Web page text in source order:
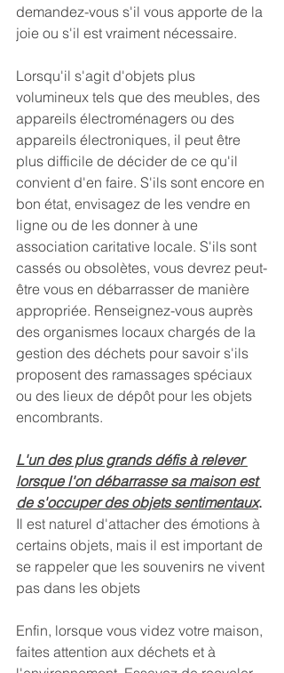
demandez-vous s'il vous apporte de la
joie ou s'il est vraiment nécessaire.
Lorsqu'il s'agit d'objets plus
volumineux tels que des meubles, des
appareils électroménagers ou des
appareils électroniques, il peut être
plus difficile de décider de ce qu'il
convient d'en faire. S'ils sont encore en
bon état, envisagez de les vendre en
ligne ou de les donner à une
association caritative locale. S'ils sont
cassés ou obsolètes, vous devrez peut-
être vous en débarrasser de manière
appropriée. Renseignez-vous auprès
des organismes locaux chargés de la
gestion des déchets pour savoir s'ils
proposent des ramassages spéciaux
ou des lieux de dépôt pour les objets
encombrants.
L'un des plus grands défis à relever
lorsque l'on débarrasse sa maison est
de s'occuper des objets sentimentaux.
Il est naturel d'attacher des émotions à
certains objets, mais il est important de
se rappeler que les souvenirs ne vivent
pas dans les objets
Enfin, lorsque vous videz votre maison,
faites attention aux déchets et à